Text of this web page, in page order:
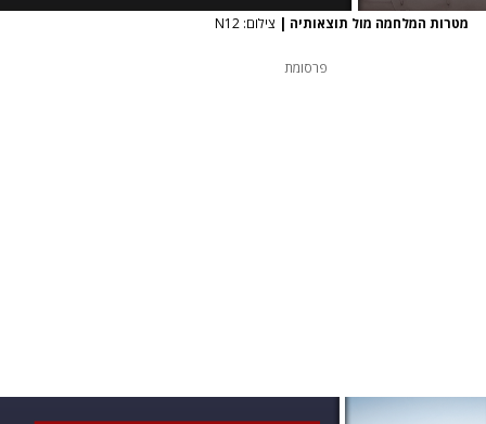
מטרות המלחמה מול תוצאותיה | צילום: N12
פרסומת